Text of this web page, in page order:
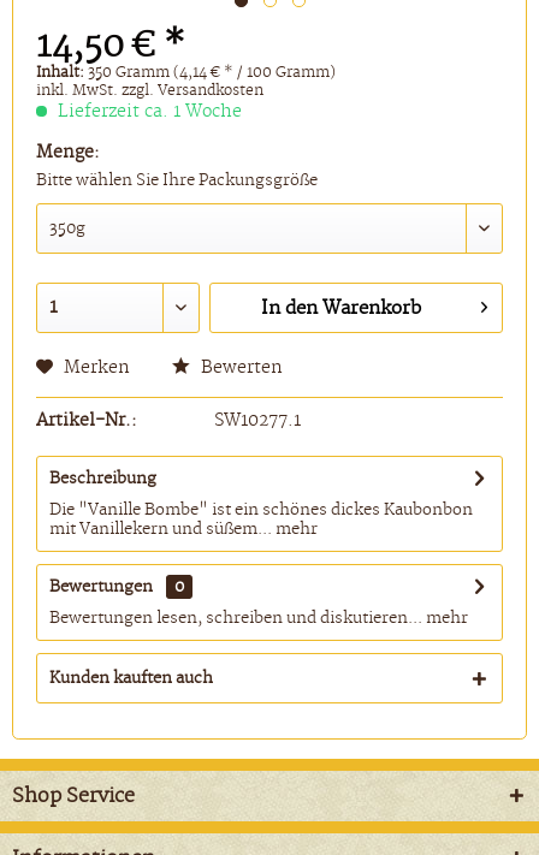
14,50 € *
Inhalt:350 Gramm (4,14 € * / 100 Gramm)
inkl. MwSt.zzgl. Versandkosten
Lieferzeit ca. 1 Woche
Menge:
Bitte wählen Sie Ihre Packungsgröße
In den Warenkorb
Merken Bewerten
Artikel-Nr.: SW10277.1
Beschreibung
Die "Vanille Bombe" ist ein schönes dickes Kaubonbon
mit Vanillekern und süßem... mehr
Bewertungen
0
Bewertungen lesen, schreiben und diskutieren... mehr
Kunden kauften auch
Shop Service